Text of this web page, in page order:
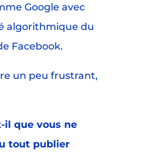
Google avec
algorithmique du
Facebook.
un peu frustrant,
il que vous ne
tout publier